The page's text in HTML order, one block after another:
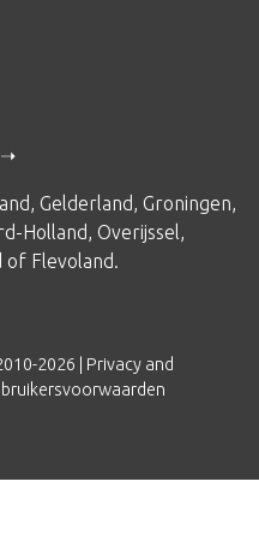
, Gelderland, Groningen,
Holland, Overijssel,
of Flevoland.
2026 | Privacy and